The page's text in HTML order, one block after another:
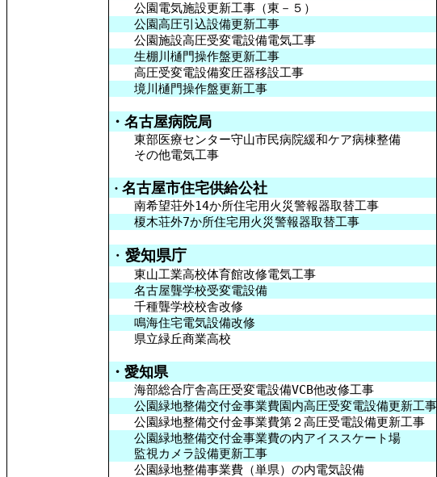
公園電気施設更新工事（東－５）
公園高圧引込設備更新工事
公園施設高圧受変電設備電気工事
生棚川樋門操作盤更新工事
高圧受変電設備変圧器移設工事
境川樋門操作盤更新工事
・名古屋病院局
東部医療センター守山市民病院緩和ケア病棟整備
その他電気工事
・ 名古屋市住宅供給公社
南希望荘外14か所住宅用火災警報器取替工事
榎木荘外7か所住宅用火災警報器取替工事
・ 愛知県庁
東山工業高校体育館改修電気工事
名古屋聾学校受変電設備
千種聾学校校舎改修
鳴海住宅電気設備改修
県立緑丘商業高校
・愛知県
海部総合庁舎高圧受変電設備VCB他改修工事
公園緑地整備交付金事業費園内高圧受変電設備更新工事
公園緑地整備交付金事業費第２高圧受電設備更新工事
公園緑地整備交付金事業費の内アイススケート場
監視カメラ設備更新工事
公園緑地整備事業費（単県）の内電気設備